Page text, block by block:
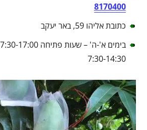
8170400
כתובת אליהו 59, באר יעקב
7:30-14:30